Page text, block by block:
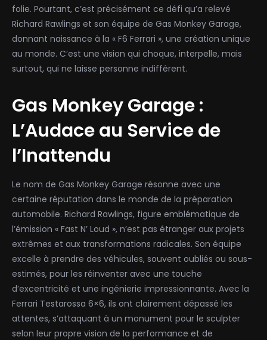
folie. Pourtant, c’est précisément ce défi qu’a relevé
Richard Rawlings et son équipe de Gas Monkey Garage,
donnant naissance à la « F6 Ferrari », une création unique
au monde. C’est une vision qui choque, interpelle, mais
surtout, qui ne laisse personne indifférent.
Gas Monkey Garage :
L’Audace au Service de
l’Inattendu
Le nom de Gas Monkey Garage résonne avec une
certaine réputation dans le monde de la préparation
automobile. Richard Rawlings, figure emblématique de
l’émission « Fast N’ Loud », n’est pas étranger aux projets
extrêmes et aux transformations radicales. Son équipe
excelle à prendre des véhicules, souvent oubliés ou sous-
estimés, pour les réinventer avec une touche
d’excentricité et une ingénierie impressionnante. Avec la
Ferrari Testarossa 6×6, ils ont clairement dépassé les
attentes, s’attaquant à un monument pour le sculpter
selon leur propre vision de la performance et de